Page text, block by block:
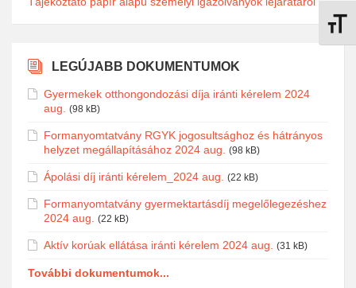
LEGÚJABB DOKUMENTUMOK
Gyermekek otthongondozási díja iránti kérelem 2024
aug.
(98 kB)
Formanyomtatvány RGYK jogosultsághoz és hátrányos
helyzet megállapításához 2024 aug.
(98 kB)
Ápolási díj iránti kérelem_2024 aug. (22 kB)
Formanyomtatvány gyermektartásdíj megelőlegezéshez
2024 aug.
(22 kB)
Aktív korúak ellátása iránti kérelem 2024 aug. (31 kB)
További dokumentumok...